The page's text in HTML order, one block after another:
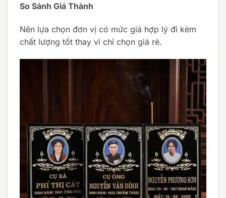
So Sánh Giá Thành
Nên lựa chọn đơn vị có mức giá hợp lý đi kèm
chất lượng tốt thay vì chỉ chọn giá rẻ.